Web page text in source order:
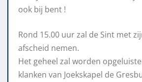
ook bij bent !
Rond 15.00 uur zal de Sint met
afscheid nemen.
Het geheel zal worden
klanken van Joekskapel de